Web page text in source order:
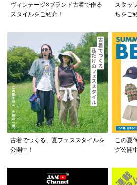
ヴィンテージ×ブランド古着で作る
スタイルをご紹介！
スタッ
ちをご
古着でつくる、夏フェススタイルを
公開中！
この夏
グ公開